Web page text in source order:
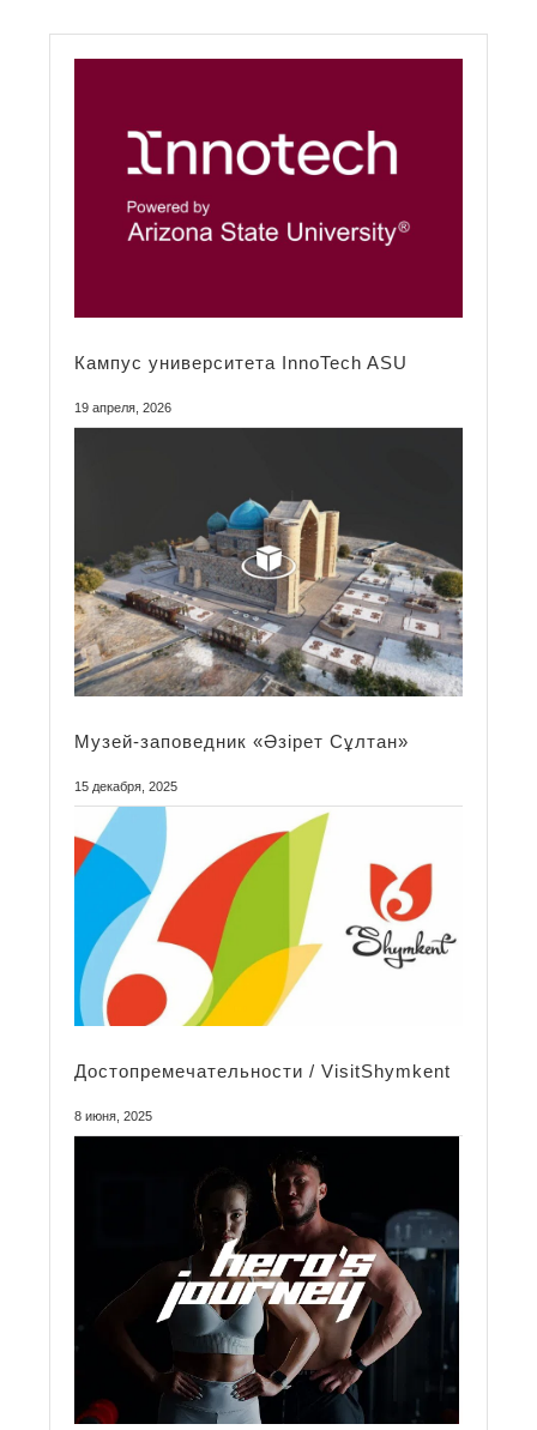
Кампус университета InnoTech ASU
19 апреля, 2026
Mузей-заповедник «Әзірет Сұлтан»
15 декабря, 2025
Достопремечательности / VisitShymkent
8 июня, 2025